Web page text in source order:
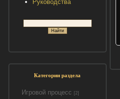
Руководства
Категории раздела
Игровой процесс [2]